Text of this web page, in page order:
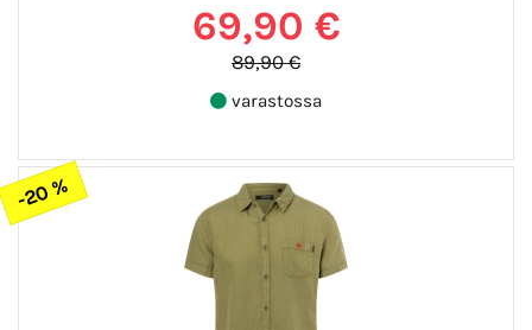
69,90 €
89,90 €
varastossa
-20 %